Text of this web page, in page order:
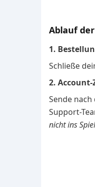
Ablauf
1.
Schließe
2.
Sende
Support-
nicht ins